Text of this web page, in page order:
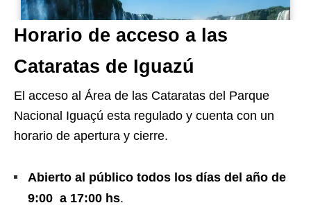
Horario de acceso a las
Cataratas de Iguazú
El acceso al Área de las Cataratas del Parque
Nacional Iguaçú esta regulado y cuenta con un
horario de apertura y cierre.
Abierto al público todos los días del año de
9:00 a 17:00 hs.